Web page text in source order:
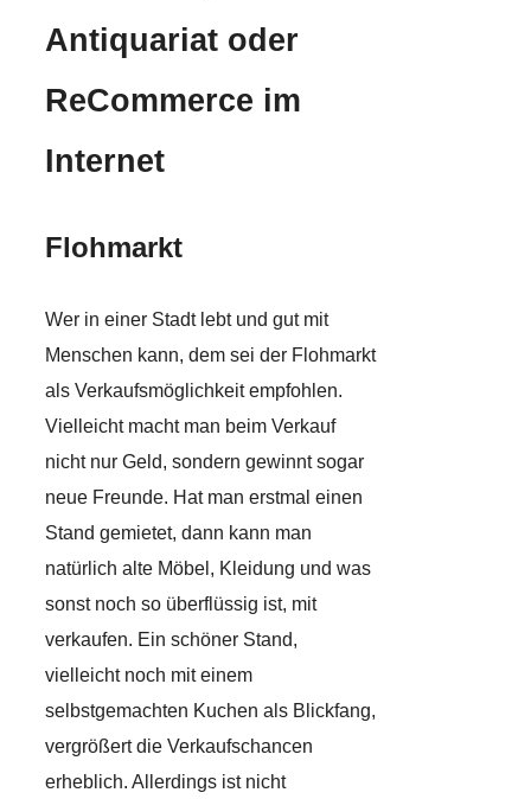
Antiquariat oder
ReCommerce im
Internet
Flohmarkt
Wer in einer Stadt lebt und gut mit
Menschen kann, dem sei der Flohmarkt
als Verkaufsmöglichkeit empfohlen.
Vielleicht macht man beim Verkauf
nicht nur Geld, sondern gewinnt sogar
neue Freunde. Hat man erstmal einen
Stand gemietet, dann kann man
natürlich alte Möbel, Kleidung und was
sonst noch so überflüssig ist, mit
verkaufen. Ein schöner Stand,
vielleicht noch mit einem
selbstgemachten Kuchen als Blickfang,
vergrößert die Verkaufschancen
erheblich. Allerdings ist nicht